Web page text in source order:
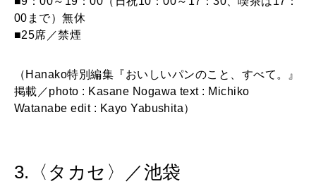
00まで）無休
■25席／禁煙
（Hanako特別編集『おいしいパンのこと、すべて。』
掲載／photo : Kasane Nogawa text : Michiko
Watanabe edit : Kayo Yabushita）
3.〈タカセ〉／池袋